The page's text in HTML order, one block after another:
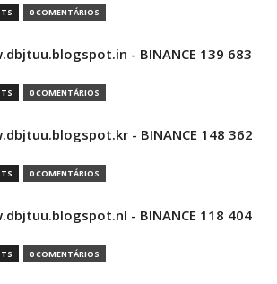
0 COMENTÁRIOS
- BINANCE 139 683
0 COMENTÁRIOS
- BINANCE 148 362
0 COMENTÁRIOS
- BINANCE 118 404
0 COMENTÁRIOS